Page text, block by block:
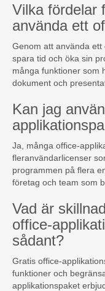
Vilka fördelar
använda ett
Genom att använda
spara tid och öka sin
många funktioner som
dokument och
Kan jag
Ja, många office-
fleranvändarlicenser
programmen på flera
företag och team som
Vad är
office-
sådant?
Gratis office-
funktioner och
applikationspaket